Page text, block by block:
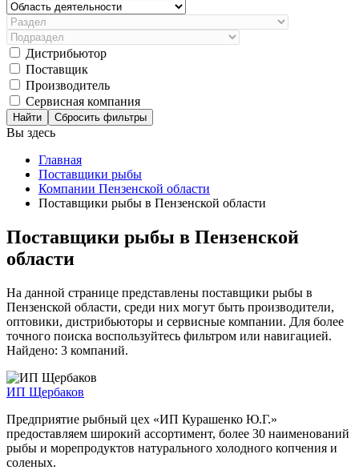
Дистрибьютор
Поставщик
Производитель
Сервисная компания
Сбросить фильтры
Вы здесь
Главная
Поставщики рыбы
Компании Пензенской области
Поставщики рыбы в Пензенской области
Поставщики рыбы в Пензенской
области
На данной странице представлены поставщики рыбы в
Пензенской области, среди них могут быть производители,
оптовики, дистрибьюторы и сервисные компании. Для более
точного поиска воспользуйтесь фильтром или навигацией.
Найдено: 3 компаний.
ИП Щербаков
Предприятие рыбный цех «ИП Курашенко Ю.Г.»
предоставляем широкий ассортимент, более 30 наименований
рыбы и морепродуктов натурального холодного копчения и
соленых.